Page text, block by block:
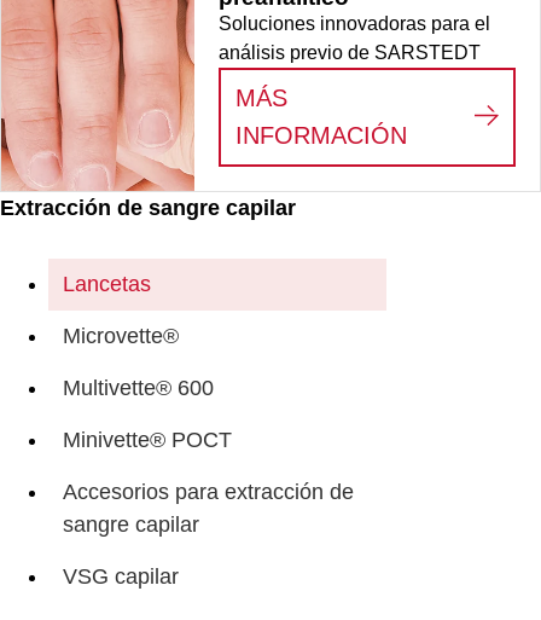
Extracción de sangre capilar
Lancetas
Microvette®
Multivette® 600
Minivette® POCT
Accesorios para extracción de
sangre capilar
VSG capilar
Soluciones innovadoras para el
análisis previo de SARSTEDT
MÁS
INFORMACIÓN
FLUJO